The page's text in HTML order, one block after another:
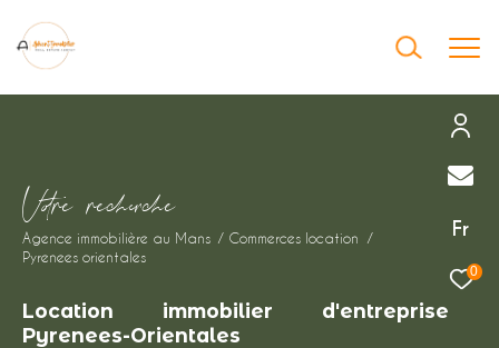
Fr
0
Vore recece
Agence immobilière au Mans
Commerces location
Pyrenees orientales
Location immobilier d'entreprise
Pyrenees-Orientales
Effectuer une recherche
et trouver le bien qui correspond à vos
critères
Type
d'offre
Location immobilier professionnel